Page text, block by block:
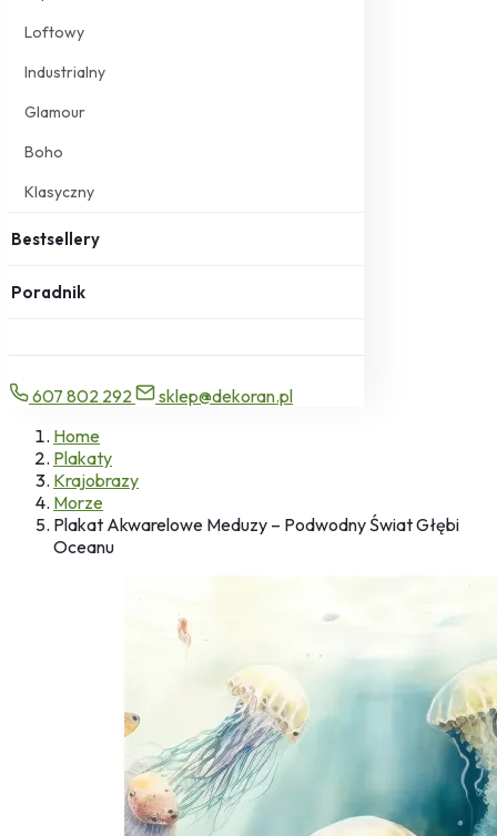
Loftowy
Industrialny
Glamour
Boho
Klasyczny
Bestsellery
Poradnik
607 802 292
sklep@dekoran.pl
Home
Plakaty
Krajobrazy
Morze
Plakat Akwarelowe Meduzy – Podwodny Świat Głębi
Oceanu